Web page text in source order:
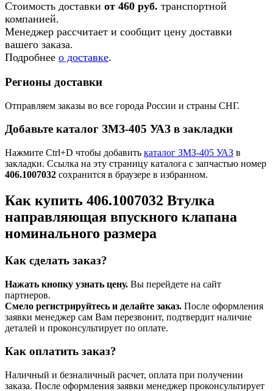
Стоимость доставки от 460 руб. транспортной
компанией.
Менеджер рассчитает и сообщит цену доставки
вашего заказа.
Подробнее о доставке.
Регионы доставки
Отправляем заказы во все города России и страны СНГ.
Добавьте каталог ЗМЗ-405 УАЗ в закладки
Нажмите Ctrl+D чтобы добавить каталог ЗМЗ-405 УАЗ в
закладки. Ссылка на эту страницу каталога с запчастью номер
406.1007032 сохранится в браузере в избранном.
Как купить 406.1007032 Втулка
направляющая впускного клапана
номинального размера
Как сделать заказ?
Нажать кнопку узнать цену. Вы перейдете на сайт
партнеров.
Смело регистрируйтесь и делайте заказ. После оформления
заявки менеджер сам Вам перезвонит, подтвердит наличие
деталей и проконсультирует по оплате.
Как оплатить заказ?
Наличный и безналичный расчет, оплата при получении
заказа. После оформления заявки менеджер проконсультирует